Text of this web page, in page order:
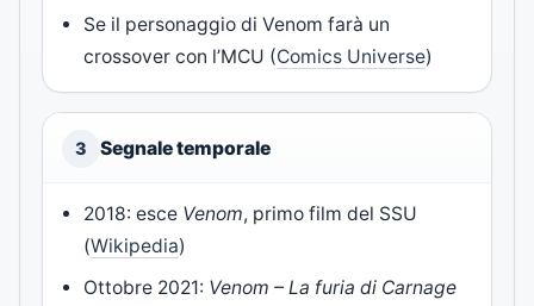
Se il personaggio di Venom farà un
crossover con l’MCU (Comics Universe)
3 Segnale temporale
2018: esce Venom, primo film del SSU
(Wikipedia)
Ottobre 2021: Venom – La furia di Carnage